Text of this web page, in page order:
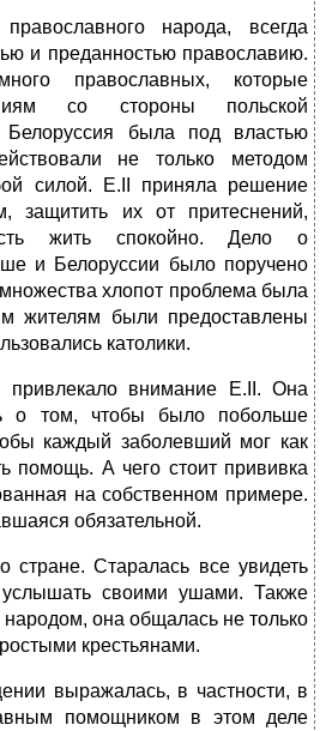
народа, всегда
и преданностью православию.
православных, которые
со стороны польской
Белоруссия была под властью
не только методом
силой. Е.II приняла решение
защитить их от притеснений,
жить спокойно. Дело о
и Белоруссии было поручено
хлопот проблема была
жителям были предоставлены
католики.
привлекало внимание Е.II. Она
о том, чтобы было побольше
каждый заболевший мог как
помощь. А чего стоит прививка
на собственном примере.
обязательной.
стране. Старалась все увидеть
своими ушами. Также
народом, она общалась не только
крестьянами.
выражалась, в частности, в
помощником в этом деле